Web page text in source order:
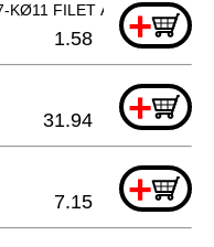
KØ11 FILET À GAUCHE
+
1.58
+
31.94
+
7.15